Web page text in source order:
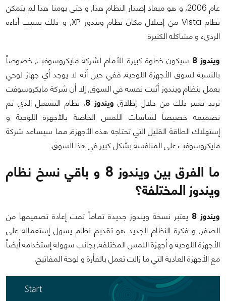
عام 2006, و هو ميعاد إصدار النظام هذا, و حتى يومنا هذا لم يتمكن
نظام Vista من إحتلال مكان نظام ويندوز XP, و ذلك بسبب أداءه
الرديء و مشاكله الكثيرة.
ويندوز 8
سيكون خطوة كبيرة للأمام لشركة مايكروسوفت, خصوصاً
بالنسبة لسوق الأجهزة اللوحية, ففي حين أنه لا يوجد أي جهاز لوحي
يعمل بنظام ويندوز أثبت نفسه في السوق, إلا أن شركة مايكروسوفت
تريد تغيير ذلك من خلال إطلاقويندوز 8 , نظام التشغيل الذي تم
تصميمه خصيصاً لشاشات اللمس الخاصة بالأجهزة اللوحية و
إستهلاك الطاقة القليل التي تحتاجه هذه الأجهزة, مما سيساعد شركة
مايكروسوفت على المنافسة بشكل كبير في هذا السوق.
ما الفرق بين ويندوز 8 و باقي نسخ نظام
ويندوز المختلفة؟
ويندوز 8
يعتبر نسخة ويندوز جديدة تماماً تمت إعادة تصميمها من
الصفر, و فكرة النظام الجديد هو تقديم نظام يسهل إستعماله على
الأجهزة اللوحية و أجهزة اللمس المختلفة, بجانب سهولة إستخدامه أيضاً
مع الأجهزة العادية التي ما زالت تعمل بالفأرة و لوحة المفاتيح.